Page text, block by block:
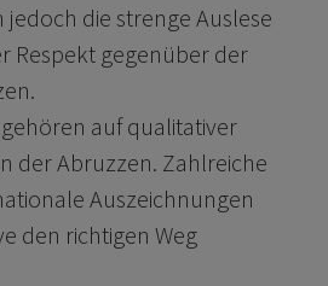
die strenge Auslese
Respekt gegenüber der
auf qualitativer
der Abruzzen. Zahlreiche
Auszeichnungen
den richtigen Weg